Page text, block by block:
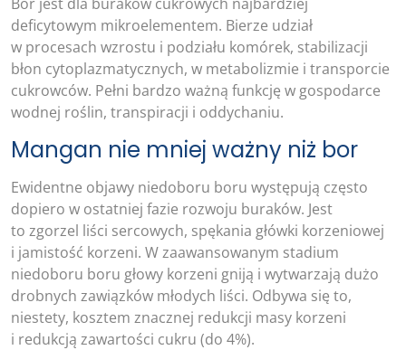
deficytowym mikroelementem. Bierze udział
w procesach wzrostu i podziału komórek, stabilizacji
błon cytoplazmatycznych, w metabolizmie i transporcie
cukrowców. Pełni bardzo ważną funkcję w gospodarce
wodnej roślin, transpiracji i oddychaniu.
Mangan nie mniej ważny niż bor
Ewidentne objawy niedoboru boru występują często
dopiero w ostatniej fazie rozwoju buraków. Jest
to zgorzel liści sercowych, spękania główki korzeniowej
i jamistość korzeni. W zaawansowanym stadium
niedoboru boru głowy korzeni gniją i wytwarzają dużo
drobnych zawiązków młodych liści. Odbywa się to,
niestety, kosztem znacznej redukcji masy korzeni
i redukcją zawartości cukru (do 4%).